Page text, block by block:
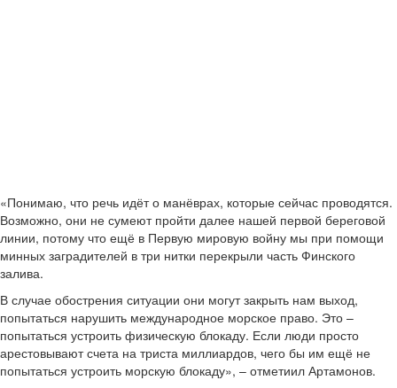
«Понимаю, что речь идёт о манёврах, которые сейчас проводятся.
Возможно, они не сумеют пройти далее нашей первой береговой
линии, потому что ещё в Первую мировую войну мы при помощи
минных заградителей в три нитки перекрыли часть Финского
залива.
В случае обострения ситуации они могут закрыть нам выход,
попытаться нарушить международное морское право. Это –
попытаться устроить физическую блокаду. Если люди просто
арестовывают счета на триста миллиардов, чего бы им ещё не
попытаться устроить морскую блокаду», – отметиил Артамонов.